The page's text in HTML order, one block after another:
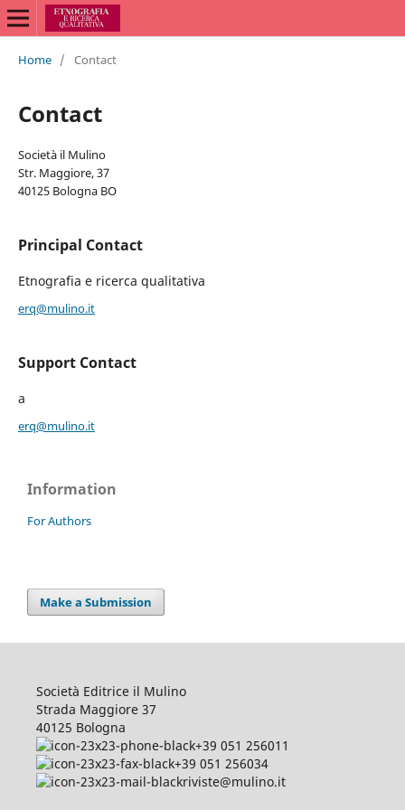
Home / Contact
Contact
Società il Mulino
Str. Maggiore, 37
40125 Bologna BO
Principal Contact
Etnografia e ricerca qualitativa
erq@mulino.it
Support Contact
a
erq@mulino.it
Information
For Authors
Make a Submission
Società Editrice il Mulino
Strada Maggiore 37
40125 Bologna
+39 051 256011
+39 051 256034
riviste@mulino.it